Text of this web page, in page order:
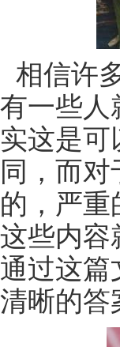
相信许
有一些人
实这是可
同，而
的，严重
这些内容
通过这篇
清晰的答